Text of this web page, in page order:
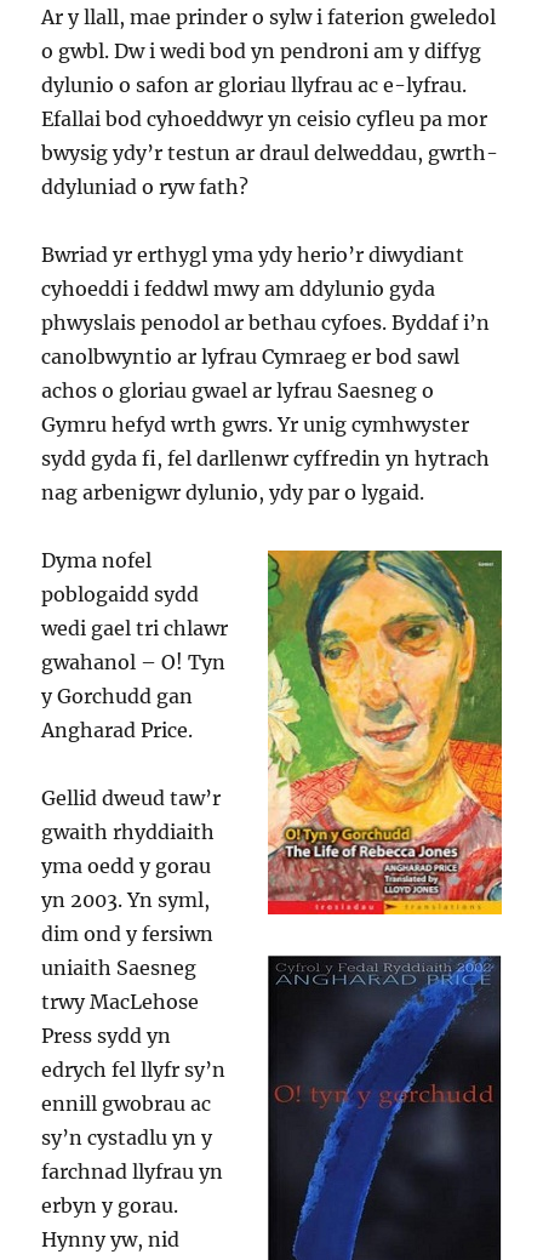
Ar y llall, mae prinder o sylw i faterion gweledol
o gwbl. Dw i wedi bod yn pendroni am y diffyg
dylunio o safon ar gloriau llyfrau ac e-lyfrau.
Efallai bod cyhoeddwyr yn ceisio cyfleu pa mor
bwysig ydy’r testun ar draul delweddau, gwrth-
ddyluniad o ryw fath?
Bwriad yr erthygl yma ydy herio’r diwydiant
cyhoeddi i feddwl mwy am ddylunio gyda
phwyslais penodol ar bethau cyfoes. Byddaf i’n
canolbwyntio ar lyfrau Cymraeg er bod sawl
achos o gloriau gwael ar lyfrau Saesneg o
Gymru hefyd wrth gwrs. Yr unig cymhwyster
sydd gyda fi, fel darllenwr cyffredin yn hytrach
nag arbenigwr dylunio, ydy par o lygaid.
Dyma nofel
poblogaidd sydd
wedi gael tri chlawr
gwahanol – O! Tyn
y Gorchudd gan
Angharad Price.
Gellid dweud taw’r
gwaith rhyddiaith
yma oedd y gorau
yn 2003. Yn syml,
dim ond y fersiwn
uniaith Saesneg
trwy MacLehose
Press sydd yn
edrych fel llyfr sy’n
ennill gwobrau ac
sy’n cystadlu yn y
farchnad llyfrau yn
erbyn y gorau.
Hynny yw, nid